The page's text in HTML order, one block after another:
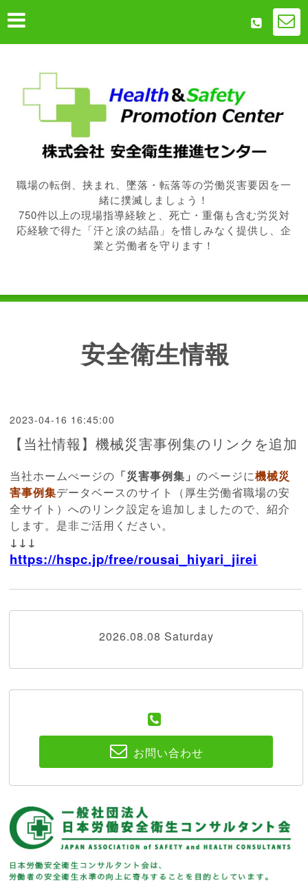
職場の転倒、挟まれ、墜落・転落等の労働災害要因を一
緒に撲滅しましょう！
750件以上の現場指導経験と、死亡・重傷も含む労災対
応経験で得た「汗と涙の結晶」を惜しみなく提供し、企
業と労働者を守ります！
安全衛生情報
2023-04-16 16:45:00
【当社情報】機械災害事例集のリンクを追加
当社ホームぺージの 「災害事例集」のページに機械災
害事例集データベースのサイト（厚生労働省職場の安
全サイト）へのリンク設定を追加しましたので、紹介
します。是非ご活用ください。
↓↓↓
https://hspc.jp/free/rousai_hiyari_jirei
2026.08.08 Saturday
お問い合わせ